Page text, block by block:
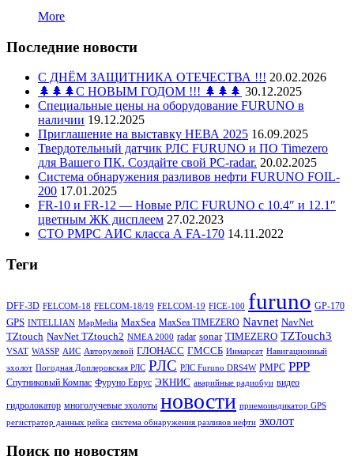
More
Последние новости
С ДНЁМ ЗАЩИТНИКА ОТЕЧЕСТВА !!! 20.02.2026
🌲🌲🌲С НОВЫМ ГОДОМ !!! 🌲🌲🌲 30.12.2025
Специальные цены на оборудование FURUNO в
наличии 19.12.2025
Приглашение на выставку НЕВА 2025 16.09.2025
Твердотельный датчик РЛС FURUNO и ПО Timezero
для Вашего ПК. Создайте свой PC-radar. 20.02.2025
Система обнаружения разливов нефти FURUNO FOIL-
200 17.01.2025
FR-10 и FR-12 — Новые РЛС FURUNO c 10.4″ и 12.1″
цветным ЖК дисплеем 27.02.2023
СТО РМРС АИС класса А FA-170 14.11.2022
Теги
DFF-3D FELCOM-18 FELCOM-18/19 FELCOM-19 FICE-100 furuno GP-170
GPS INTELLIAN MapMedia MaxSea MaxSea TIMEZERO Navnet NavNet
TZtouch NavNet TZtouch2 NMEA 2000 radar sonar TIMEZERO TZTouch3
VSAT WASSP АИС Авторулевой ГЛОНАСС ГМССБ Инмарсат Навигационный
эхолот Погодная Доплеровская РЛС РЛС РЛС Furuno DRS4W РМРС РРР
Спутниковый Компас Фуруно Еврус ЭКНИС аварийные радиобуи видео
гидролокатор многолучевые эхолоты новости приемоиндикатор GPS
регистратор данных рейса система обнаружения разливов нефти эхолот
Поиск по новостям